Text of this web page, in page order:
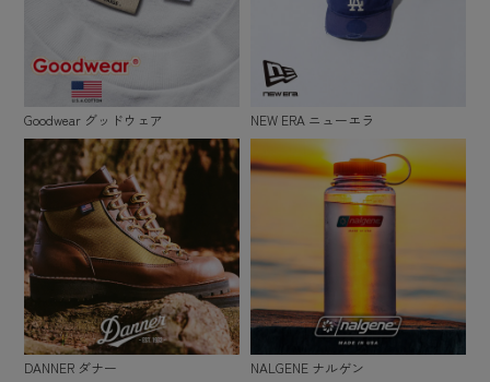
Goodwear グッドウェア NEW ERA ニューエラ
DANNER ダナー NALGENE ナルゲン